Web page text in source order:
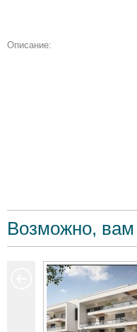
Описание:
Возможно, вам